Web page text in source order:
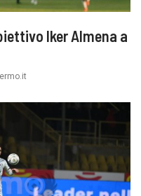
Iker Almena a